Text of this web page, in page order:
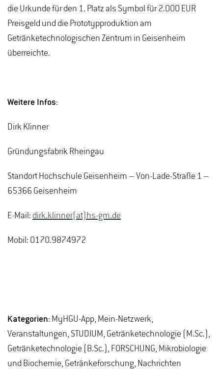
die Urkunde für den 1. Platz als Symbol für 2.000 EUR
Preisgeld und die Prototypproduktion am
Getränketechnologischen Zentrum in Geisenheim
überreichte.
Weitere Infos:
Dirk Klinner
Gründungsfabrik Rheingau
Standort Hochschule Geisenheim – Von-Lade-Straße 1 –
65366 Geisenheim
E-Mail: dirk.klinner(at)hs-gm.de
Mobil: 0170.9874972
Kategorien: MyHGU-App, Mein-Netzwerk,
Veranstaltungen, STUDIUM, Getränketechnologie (M.Sc.),
Getränketechnologie (B.Sc.), FORSCHUNG, Mikrobiologie
und Biochemie, Getränkeforschung, Nachrichten